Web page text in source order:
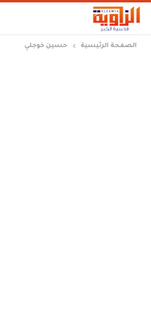
الصفحة الرئيسية حسين خوجلي